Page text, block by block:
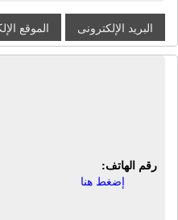
البريد الإلكترونى الموقع
رقم الهاتف:
إضغط هنا